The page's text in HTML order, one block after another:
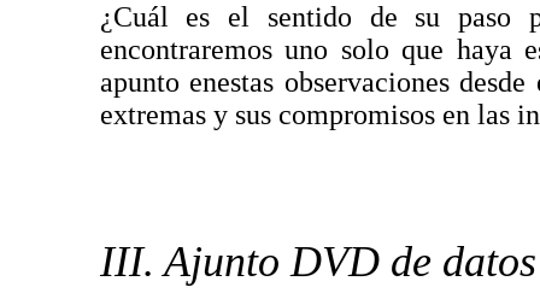
¿Cuál es el sentido de su paso
encontraremos uno solo que haya
apunto enestas observaciones
extremas y sus compromisos en las
III. Ajunto DVD de datos